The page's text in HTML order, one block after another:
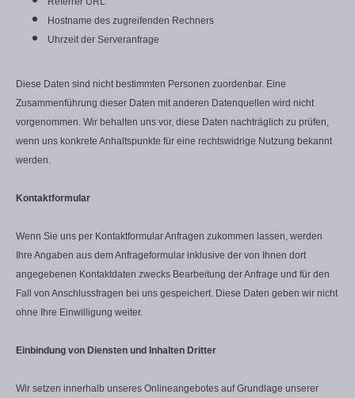
Hostname des zugreifenden Rechners
Uhrzeit der Serveranfrage
Diese Daten sind nicht bestimmten Personen zuordenbar. Eine
Zusammenführung dieser Daten mit anderen Datenquellen wird nicht
vorgenommen. Wir behalten uns vor, diese Daten nachträglich zu prüfen,
wenn uns konkrete Anhaltspunkte für eine rechtswidrige Nutzung bekannt
werden.
Kontaktformular
Wenn Sie uns per Kontaktformular Anfragen zukommen lassen, werden
Ihre Angaben aus dem Anfrageformular inklusive der von Ihnen dort
angegebenen Kontaktdaten zwecks Bearbeitung der Anfrage und für den
Fall von Anschlussfragen bei uns gespeichert. Diese Daten geben wir nicht
ohne Ihre Einwilligung weiter.
Einbindung von Diensten und Inhalten Dritter
Wir setzen innerhalb unseres Onlineangebotes auf Grundlage unserer